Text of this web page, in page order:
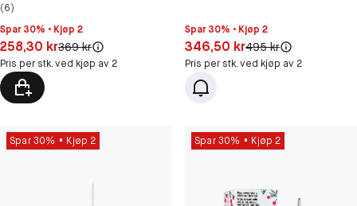
(6)
Spar 30% • Kjøp 2
Pris: 258,30 kr
258,30 krOriginal pris:
369 kr
Pris per stk. ved kjøp av 2
Spar 30% • Kjøp 2
Pris: 346,50 kr
346,50 krOriginal pris:
495 kr
Pris per stk. ved kjøp av 2
Spar 30% Kjøp 2 Spar 30% Kjøp 2